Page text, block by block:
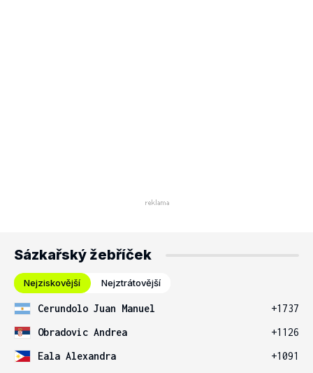
Sázkařský žebříček
Nejziskovější Nejztrátovější
Cerundolo Juan Manuel
+1737
Obradovic Andrea
+1126
Eala Alexandra
+1091